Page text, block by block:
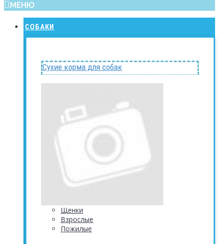
МЕНЮ
СОБАКИ
Сухие корма для собак
Щенки
Взрослые
Пожилые